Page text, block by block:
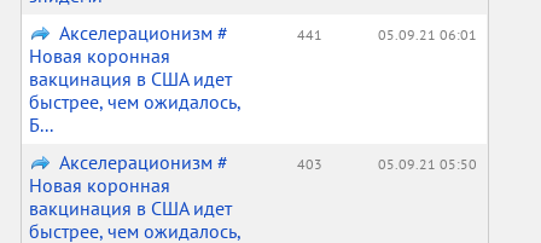
Акселерационизм #
Новая коронная
вакцинация в США идет
быстрее, чем ожидалось,
Б...
441 05.09.21 06:01
Акселерационизм #
Новая коронная
вакцинация в США идет
быстрее, чем ожидалось,
403 05.09.21 05:50